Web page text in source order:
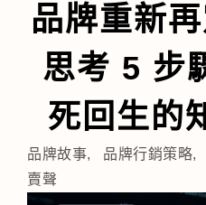
品牌重新
思考 5 步
死回生的
品牌故事, 品牌行銷策略,
賣聲